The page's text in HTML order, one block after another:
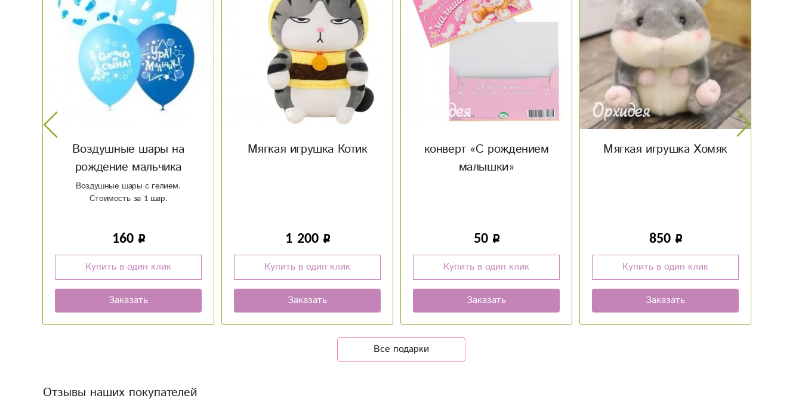
Мягкая игрушка Котик
1 200
Купить в один клик
Заказать
конверт «С рождением
50
Купить в один клик
Заказать
Мягкая игрушка Хомяк
850
Купить в один клик
Заказать
Мягкая игрушка
850
Купить в один клик
Заказать
Все подарки
Отзывы наших покупателей